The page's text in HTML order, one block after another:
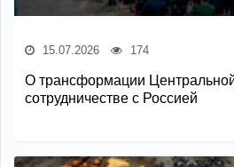
15.07.2026 174
О трансформации
сотрудничестве с Россией